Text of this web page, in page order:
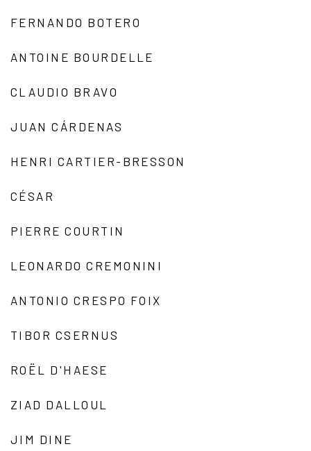
FERNANDO BOTERO
ANTOINE BOURDELLE
CLAUDIO BRAVO
JUAN CÁRDENAS
HENRI CARTIER-BRESSON
CÉSAR
PIERRE COURTIN
LEONARDO CREMONINI
ANTONIO CRESPO FOIX
TIBOR CSERNUS
ROËL D'HAESE
ZIAD DALLOUL
JIM DINE